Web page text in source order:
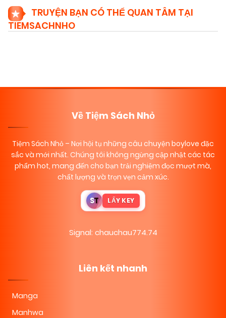
TRUYỆN BẠN CÓ THỂ QUAN TÂM TẠI
TIEMSACHNHO
Về Tiệm Sách Nhỏ
Tiệm Sách Nhỏ – Nơi hội tụ những câu chuyện boylove đặc
sắc và mới nhất. Chúng tôi không ngừng cập nhật các tác
phẩm hot, mang đến cho bạn trải nghiệm đọc mượt mà,
chất lượng và trọn vẹn cảm xúc.
ST LẤY KEY
Signal: chauchau774.74
Liên kết nhanh
Manga
Manhwa